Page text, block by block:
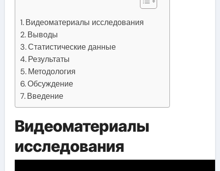
Видеоматериалы исследования
Выводы
Статистические данные
Результаты
Методология
Обсуждение
Введение
Видеоматериалы
исследования